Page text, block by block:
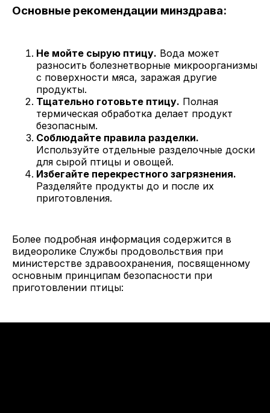
Основные рекомендации минздрава:
Не мойте сырую птицу. Вода может
разносить болезнетворные микроорганизмы
с поверхности мяса, заражая другие
продукты.
Тщательно готовьте птицу. Полная
термическая обработка делает продукт
безопасным.
Соблюдайте правила разделки.
Используйте отдельные разделочные доски
для сырой птицы и овощей.
Избегайте перекрестного загрязнения.
Разделяйте продукты до и после их
приготовления.
Более подробная информация содержится в
видеоролике Службы продовольствия при
министерстве здравоохранения, посвященному
основным принципам безопасности при
приготовлении птицы: